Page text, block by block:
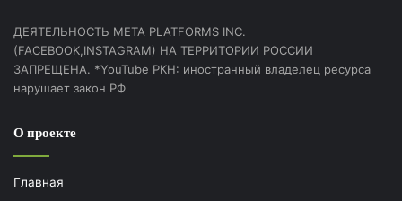
ДЕЯТЕЛЬНОСТЬ МЕТА PLATFORMS INC.
(FACEBOOK,INSTAGRAM) НА ТЕРРИТОРИИ РОССИИ
ЗАПРЕЩЕНА. *YouTube РКН: иностранный владелец ресурса
нарушает закон РФ
О проекте
Главная